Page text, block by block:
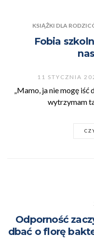
KSIĄŻKI DLA
Fobia
11 STYCZNIA
„Mamo, ja nie mogę
wytrzymam
Odporność
dbać o florę